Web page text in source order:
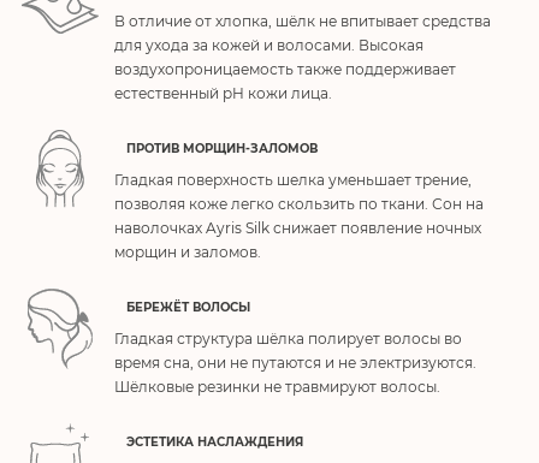
В отличие от хлопка, шёлк не впитывает средства
для ухода за кожей и волосами. Высокая
воздухопроницаемость также поддерживает
естественный pH кожи лица.
ПРОТИВ МОРЩИН-ЗАЛОМОВ
Гладкая поверхность шелка уменьшает трение,
позволяя коже легко скользить по ткани. Сон на
наволочках Ayris Silk снижает появление ночных
морщин и заломов.
БЕРЕЖЁТ ВОЛОСЫ
Гладкая структура шёлка полирует волосы во
время сна, они не путаются и не электризуются.
Шёлковые резинки не травмируют волосы.
ЭСТЕТИКА НАСЛАЖДЕНИЯ